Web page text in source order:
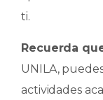
ti.
Recuerda
UNILA,
actividades